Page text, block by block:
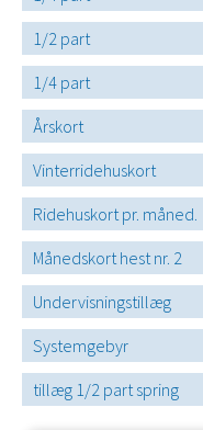
1/2 part
1/4 part
Årskort
Vinterridehuskort
Ridehuskort pr. måned.
Månedskort hest nr. 2
Undervisningstillæg
Systemgebyr
tillæg 1/2 part spring